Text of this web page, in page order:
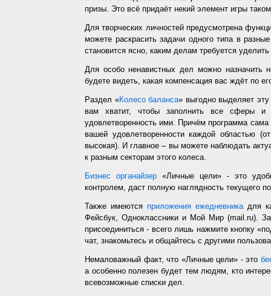
призы. Это всё придаёт некий элемент игры
Для творческих личностей предусмотрена
можете раскрасить задачи одного типа в
становится ясно, каким делам требуется
Для особо ненавистных дел можно назначить
будете видеть, какая компенсация вас ждёт по
Раздел «Колесо баланса» выгодно выделяет
вам хватит, чтобы заполнить все сферы и
удовлетворенность ими. Причём программа
вашей удовлетворенности каждой областью
высокая). И главное – вы можете наблюдать
к разным секторам этого колеса.
Бизнес органайзер «Личные цели» - это
контролем, даст полную наглядность текущего
Также имеются приложения ежедневникадля
Фейсбук, Одноклассники и Мой Мир (mail.ru).
присоединиться - всего лишь нажмите кнопку
чат, знакомьтесь и общайтесь с другими
Немаловажный факт, что «Личные цели» - это
а особенно полезен будет тем людям, кто
всевозможные списки дел.